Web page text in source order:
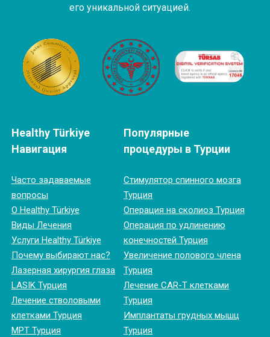
его уникальной ситуацией.
Healthy Türkiye
Навигация
Часто задаваемые
вопросы
О Healthy Türkiye
Виды Лечения
Услуги Healthy Türkiye
Почему выбирают нас?
Лазерная хирургия глаза
LASIK Турция
Лечение стволовыми
клетками Турция
МРТ Турция
Популярные
процедуры в Турции
Cтимулятор спинного мозга
Турция
Операция на сколиоз Турция
Операция по удлинению
конечностей Турция
Увеличение полового члена
Турция
Лечение CAR-T клетками
Турция
Имплантаты грудных мышц
Турция